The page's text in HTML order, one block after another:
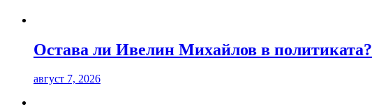
Остава ли Ивелин Михайлов в политиката?
август 7, 2026